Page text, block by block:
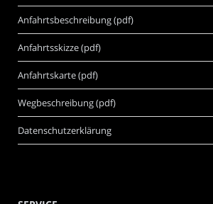
Anfahrtsbeschreibung (pdf)
Anfahrtsskizze (pdf)
Anfahrtskarte (pdf)
Wegbeschreibung (pdf)
Datenschutzerklärung